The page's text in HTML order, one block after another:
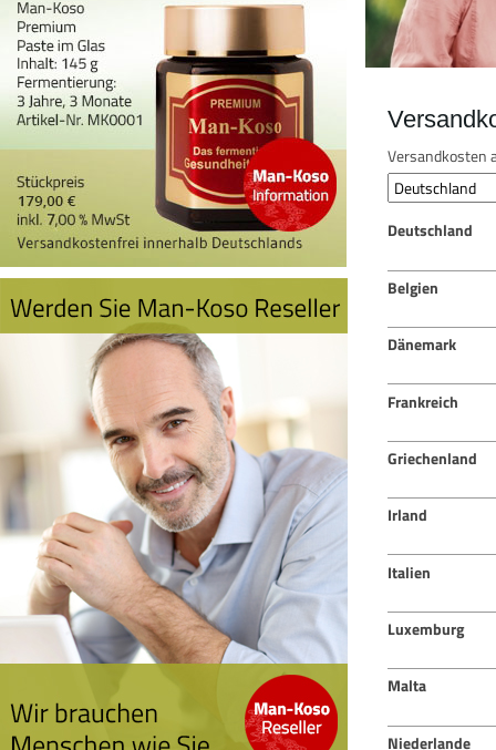
Versandkosten
Deutschland
Belgien
Dänemark
Frankreich
Griechenland
Irland
Italien
Luxemburg
Malta
Niederlande